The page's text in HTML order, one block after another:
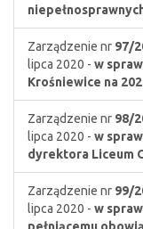
Zarządzenie nr 97/
lipca 2020 - w
Krośniewice na
Zarządzenie nr 98/
lipca 2020 - w
dyrektora Liceum
Zarządzenie nr 99/
lipca 2020 - w